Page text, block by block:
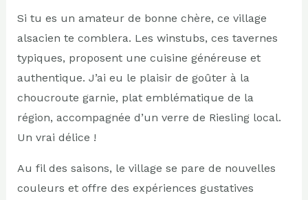
Si tu es un amateur de bonne chère, ce village
alsacien te comblera. Les winstubs, ces tavernes
typiques, proposent une cuisine généreuse et
authentique. J’ai eu le plaisir de goûter à la
choucroute garnie, plat emblématique de la
région, accompagnée d’un verre de Riesling local.
Un vrai délice !
Au fil des saisons, le village se pare de nouvelles
couleurs et offre des expériences gustatives